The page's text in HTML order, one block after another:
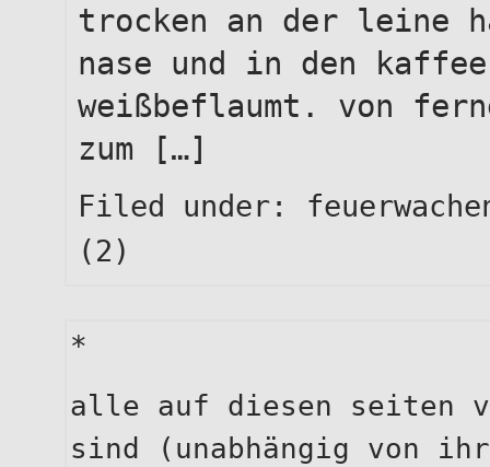
trocken an der leine
nase und in den
weißbeflaumt. von
zum […]
Filed under:
(2)
*
alle auf diesen seiten
sind (unabhängig von